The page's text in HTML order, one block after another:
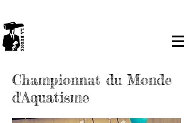
Championnat du Monde
d'Aquatisme